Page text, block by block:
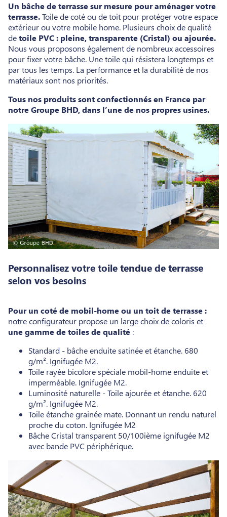
Un bâche de terrasse sur mesure pour aménager votre
terrasse.Toile de coté ou de toit pour protéger votre espace
extérieur ou votre mobile home. Plusieurs choix de qualité
detoile PVC : pleine, transparente (Cristal) ou ajourée.
Nous vous proposons également de nombreux accessoires
pour fixer votre bâche. Une toile qui résistera longtemps et
par tous les temps. La performance et la durabilité de nos
matériaux sont nos priorités.
Tous nos produits sont confectionnés en France par
notre Groupe BHD, dans l’une de nos propres usines.
Personnalisez votre toile tendue de terrasse
selon vos besoins
Pour un coté de mobil-home ou un toit de terrasse :
notre configurateur propose un large choix de coloris et
une gamme de toiles de qualité :
Standard - bâche enduite satinée et étanche. 680
g/m². Ignifugée M2.
Toile rayée bicolore spéciale mobil-home enduite et
imperméable. Ignifugée M2.
Luminosité naturelle - Toile ajourée et étanche. 620
g/m². Ignifugée M2.
Toile étanche grainée mate. Donnant un rendu naturel
proche du coton. Ignifugée M2
Bâche Cristal transparent 50/100ième ignifugée M2
avec bande PVC périphérique.